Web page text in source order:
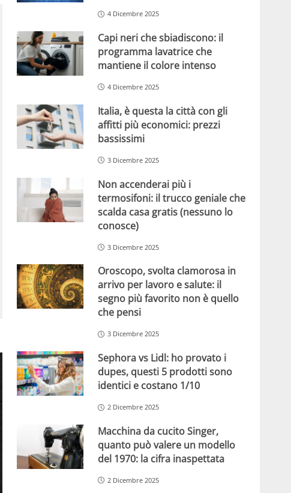
4 Dicembre 2025
Capi neri che sbiadiscono: il
programma lavatrice che
mantiene il colore intenso
4 Dicembre 2025
Italia, è questa la città con gli
affitti più economici: prezzi
bassissimi
3 Dicembre 2025
Non accenderai più i
termosifoni: il trucco geniale che
scalda casa gratis (nessuno lo
conosce)
3 Dicembre 2025
Oroscopo, svolta clamorosa in
arrivo per lavoro e salute: il
segno più favorito non è quello
che pensi
3 Dicembre 2025
Sephora vs Lidl: ho provato i
dupes, questi 5 prodotti sono
identici e costano 1/10
2 Dicembre 2025
Macchina da cucito Singer,
quanto può valere un modello
del 1970: la cifra inaspettata
2 Dicembre 2025